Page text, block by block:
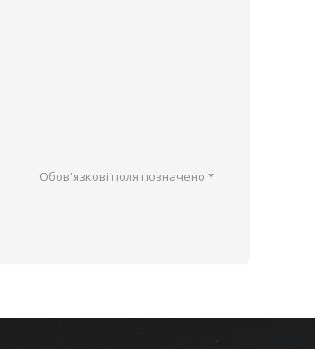
Обов'язкові поля позначено *